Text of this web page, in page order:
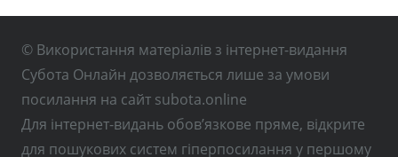
© Використання матеріалів з інтернет-видання
Субота Онлайн дозволяється лише за умови
посилання на сайт subota.online
Для інтернет-видань обов’язкове пряме, відкрите
для пошукових систем гіперпосилання у першому